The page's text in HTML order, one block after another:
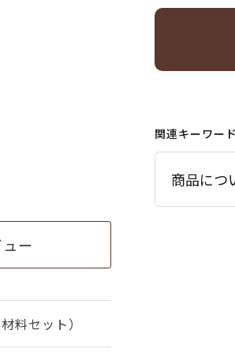
ー
料セット）
関連キーワード
商品につ